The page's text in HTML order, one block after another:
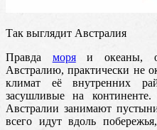
Так выглядит Австралия
Правда моряи океаны,
Австралию, практически не
климат её внутренних
засушливые на
Австралии занимают
всего идут вдоль